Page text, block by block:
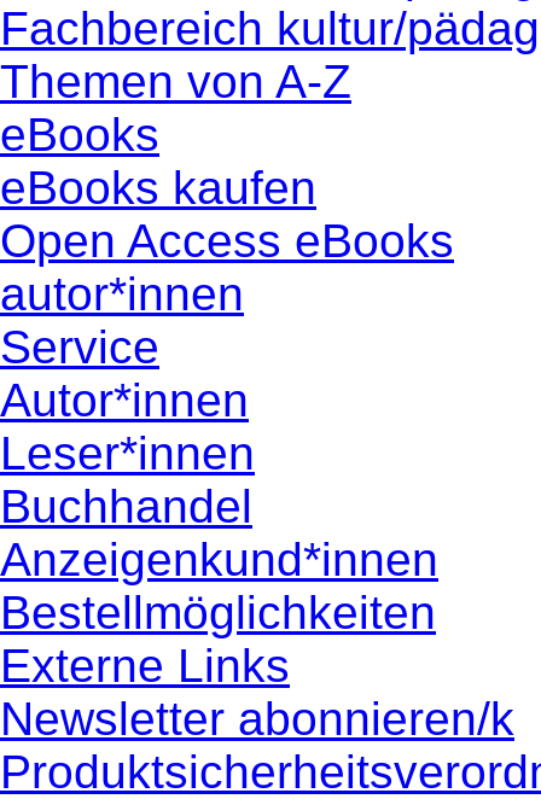
Fachbereich kultur/
Themen von A-Z
eBooks
eBooks kaufen
Open Access eBooks
autor*innen
Service
Autor*innen
Leser*innen
Buchhandel
Anzeigenkund*innen
Bestellmöglichkeiten
Externe Links
Newsletter abonnieren/k